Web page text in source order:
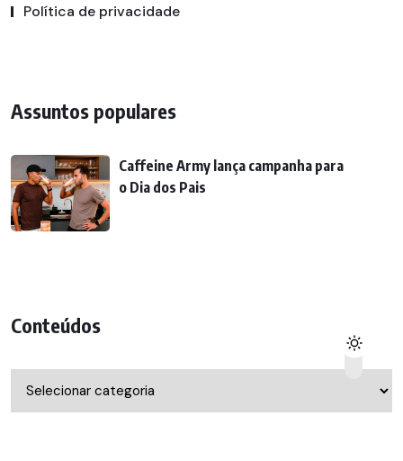
Política de privacidade
Assuntos populares
Caffeine Army lança campanha para
o Dia dos Pais
Conteúdos
Conteúdos